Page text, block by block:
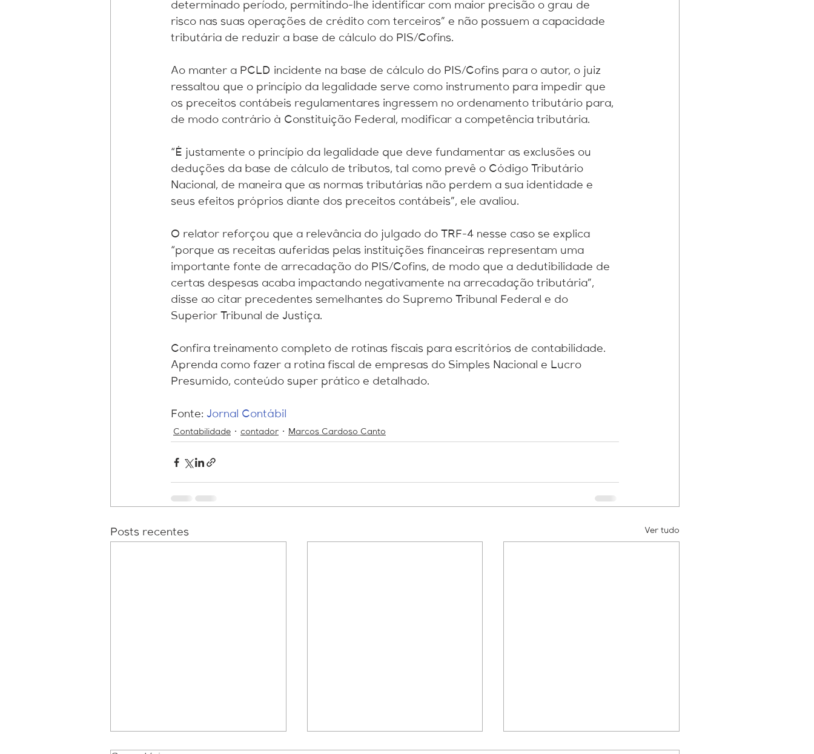
determinado período, permitindo-lhe identificar com maior precisão o grau de
risco nas suas operações de crédito com terceiros” e não possuem a capacidade
tributária de reduzir a base de cálculo do PIS/Cofins.
Ao manter a PCLD incidente na base de cálculo do PIS/Cofins para o autor, o juiz
ressaltou que o princípio da legalidade serve como instrumento para impedir que
os preceitos contábeis regulamentares ingressem no ordenamento tributário para,
de modo contrário à Constituição Federal, modificar a competência tributária.
“É justamente o princípio da legalidade que deve fundamentar as exclusões ou
deduções da base de cálculo de tributos, tal como prevê o Código Tributário
Nacional, de maneira que as normas tributárias não perdem a sua identidade e
seus efeitos próprios diante dos preceitos contábeis”, ele avaliou.
O relator reforçou que a relevância do julgado do TRF-4 nesse caso se explica
“porque as receitas auferidas pelas instituições financeiras representam uma
importante fonte de arrecadação do PIS/Cofins, de modo que a dedutibilidade de
certas despesas acaba impactando negativamente na arrecadação tributária”,
disse ao citar precedentes semelhantes do Supremo Tribunal Federal e do
Superior Tribunal de Justiça.
Confira treinamento completo de rotinas fiscais para escritórios de contabilidade.
Aprenda como fazer a rotina fiscal de empresas do Simples Nacional e Lucro
Presumido, conteúdo super prático e detalhado.
Fonte: Jornal Contábil
Contabilidade contador Marcos Cardoso Canto
Posts recentes Ver tudo